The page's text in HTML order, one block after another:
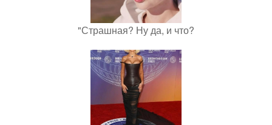
"Страшная? Ну да, и что?